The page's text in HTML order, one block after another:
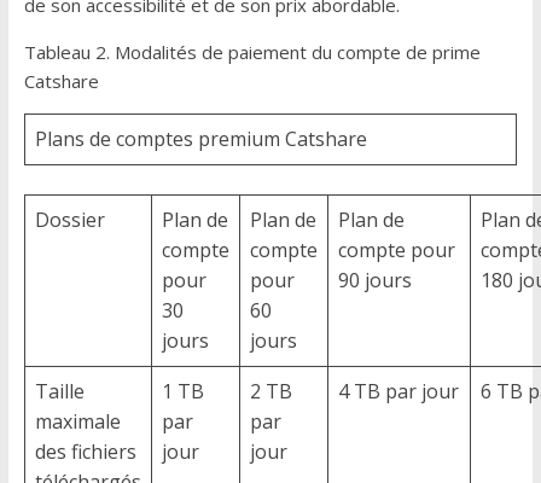
de son accessibilité et de son prix abordable.
Tableau 2. Modalités de paiement du compte de prime
Catshare
Plans de comptes premium Catshare
Dossier
Plan de
compte
pour
30
jours
Plan de
compte
pour
60
jours
Plan de
compte pour
90 jours
Plan
180
Taille
maximale
des fichiers
1 TB
par
jour
2 TB
par
jour
4 TB par jour 6 TB